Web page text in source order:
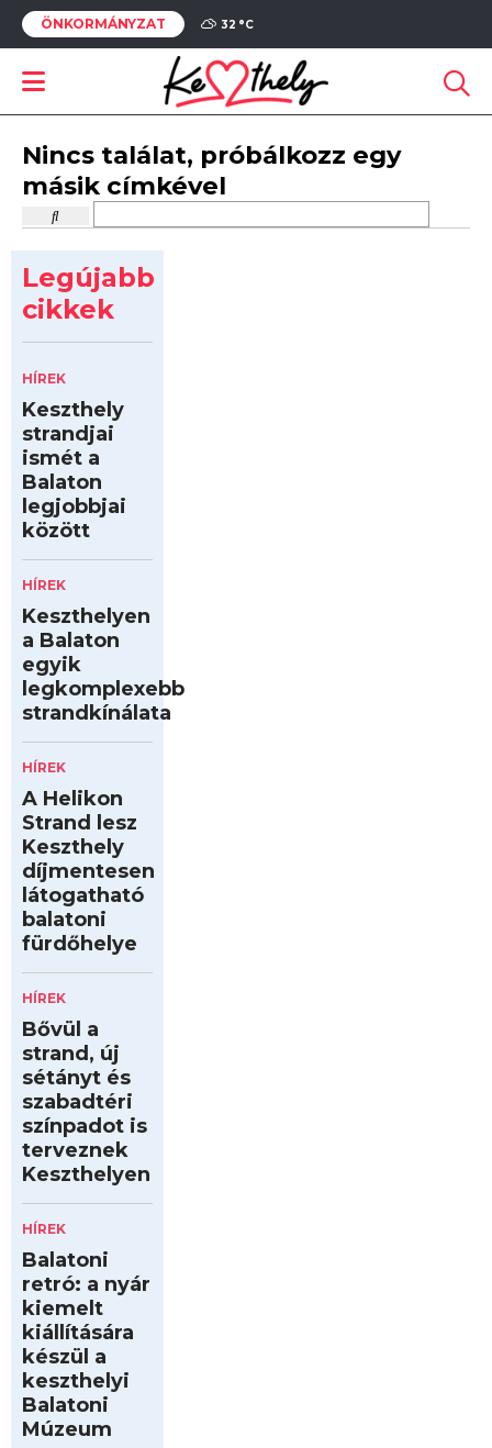
ÖNKORMÁNYZAT 32 °C
Nincs találat, próbálkozz egy
másik címkével
Legújabb
cikkek
HÍREK
Keszthely
strandjai
ismét a
Balaton
legjobbjai
között
HÍREK
Keszthelyen
a Balaton
egyik
legkomplexebb
strandkínálata
HÍREK
A Helikon
Strand lesz
Keszthely
díjmentesen
látogatható
balatoni
fürdőhelye
HÍREK
Bővül a
strand, új
sétányt és
szabadtéri
színpadot is
terveznek
Keszthelyen
HÍREK
Balatoni
retró: a nyár
kiemelt
kiállítására
készül a
keszthelyi
Balatoni
Múzeum